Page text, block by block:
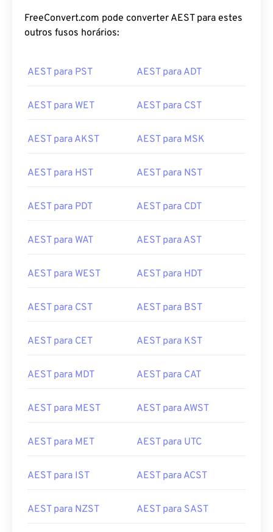
FreeConvert.com pode converter AEST para estes
outros fusos horários:
AEST para PST AEST para ADT
AEST para WET AEST para CST
AEST para AKST AEST para MSK
AEST para HST AEST para NST
AEST para PDT AEST para CDT
AEST para WAT AEST para AST
AEST para WEST AEST para HDT
AEST para CST AEST para BST
AEST para CET AEST para KST
AEST para MDT AEST para CAT
AEST para MEST AEST para AWST
AEST para MET AEST para UTC
AEST para IST AEST para ACST
AEST para NZST AEST para SAST